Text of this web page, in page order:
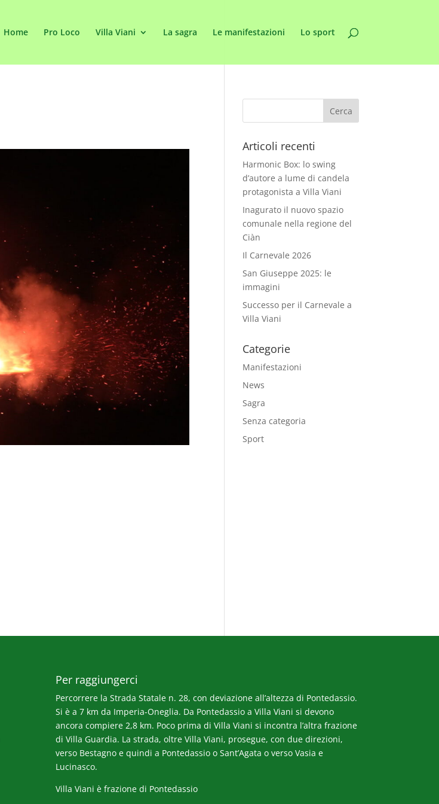
Home Pro Loco Villa Viani La sagra Le manifestazioni Lo sport
Articoli recenti
Harmonic Box: lo swing
d’autore a lume di candela
protagonista a Villa Viani
Inagurato il nuovo spazio
comunale nella regione del
Ciàn
Il Carnevale 2026
San Giuseppe 2025: le
immagini
Successo per il Carnevale a
Villa Viani
Categorie
Manifestazioni
News
Sagra
Senza categoria
Sport
Per raggiungerci
Percorrere la Strada Statale n. 28, con deviazione all’altezza di Pontedassio.
Si è a 7 km da Imperia-Oneglia. Da Pontedassio a Villa Viani si devono
ancora compiere 2,8 km. Poco prima di Villa Viani si incontra l’altra frazione
di Villa Guardia. La strada, oltre Villa Viani, prosegue, con due direzioni,
verso Bestagno e quindi a Pontedassio o Sant’Agata o verso Vasia e
Lucinasco.
Villa Viani è frazione di Pontedassio